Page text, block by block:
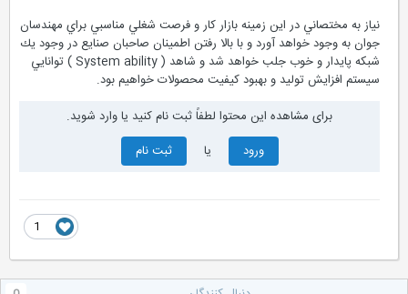
نياز به مختصاني در اين زمينه بازار كار و فرصت شغلي مناسبي براي مهندسان
جوان به وجود خواهد آورد و با بالا رفتن اطمينان صاحبان صنايع در وجود يك
شبكه پايدار و خوب جلب خواهد شد و شاهد ( System ability ) توانايي
سيستم افزايش توليد و بهبود كيفيت محصولات خواهيم بود.
برای مشاهده این محتوا لطفاً ثبت نام کنید یا وارد شوید.
ورود
ثبت نام